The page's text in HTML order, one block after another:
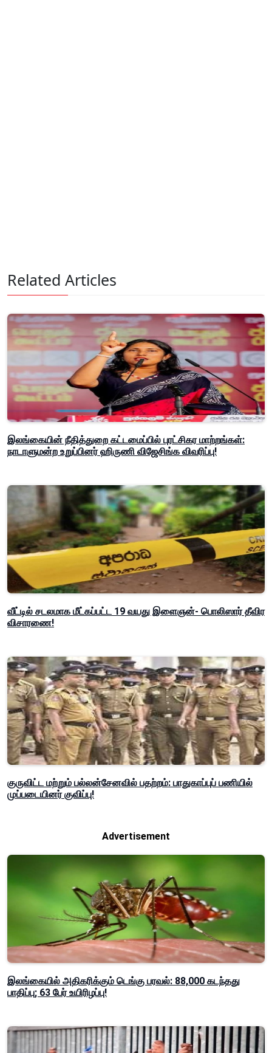
Related Articles
இலங்கையின் நீதித்துறை கட்டமைப்பில் புரட்சிகர மாற்றங்கள்:
நாடாளுமன்ற உறுப்பினர் ஹிருணி விஜேசிங்க விவரிப்பு!
வீட்டில் சடலமாக மீட்கப்பட்ட 19 வயது இளைஞன்- பொலிஸார் தீவிர
விசாரணை!
குருவிட்ட மற்றும் பல்லன்சேனவில் பதற்றம்: பாதுகாப்புப் பணியில்
முப்படையினர் குவிப்பு!
Advertisement
இலங்கையில் அதிகரிக்கும் டெங்கு பரவல்: 88,000 கடந்தது
பாதிப்பு; 63 பேர் உயிரிழப்பு!